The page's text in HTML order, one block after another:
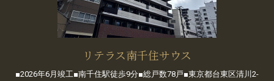
リテラス南千住サウス
■2026年6月竣工■南千住駅徒歩9分■総戸数78戸■東京都台東区清川2-